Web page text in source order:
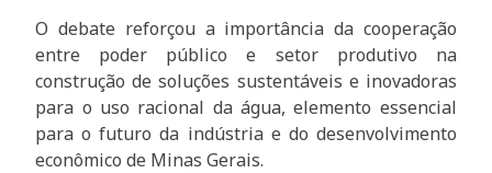
O debate reforçou a importância da cooperação
entre poder público e setor produtivo na
construção de soluções sustentáveis e inovadoras
para o uso racional da água, elemento essencial
para o futuro da indústria e do desenvolvimento
econômico de Minas Gerais.